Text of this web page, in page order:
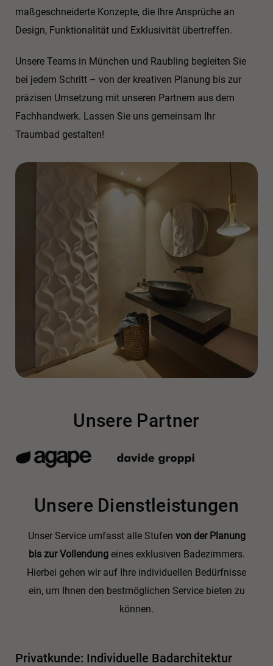
maßgeschneiderte Konzepte, die Ihre Ansprüche an
Design, Funktionalität und Exklusivität übertreffen.
Unsere Teams in München und Raubling begleiten Sie
bei jedem Schritt – von der kreativen Planung bis zur
präzisen Umsetzung mit unseren Partnern aus dem
Fachhandwerk. Lassen Sie uns gemeinsam Ihr
Traumbad gestalten!
Unsere Partner
Unsere Dienstleistungen
Unser Service umfasst alle Stufen von der Planung
bis zur Vollendungeines exklusiven Badezimmers.
Hierbei gehen wir auf Ihre individuellen Bedürfnisse
ein, um Ihnen den bestmöglichen Service bieten zu
können.
Privatkunde: Individuelle Badarchitektur